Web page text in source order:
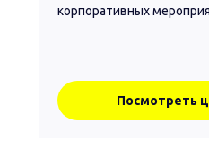
корпоративных
Посмотреть